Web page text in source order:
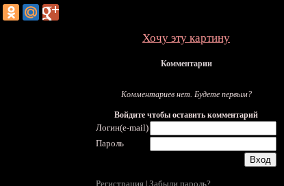
Хочу эту картину
Комментарии
Комментариев нет. Будете первым?
Войдите чтобы оставить комментарий
Логин(e-mail)
Пароль
Регистрация Забыли пароль?